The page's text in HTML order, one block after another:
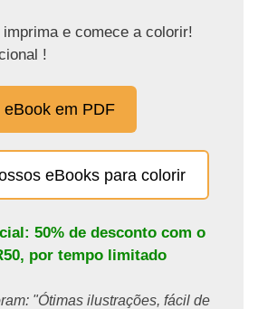
imprima e comece a colorir!
!
eBook em PDF
eBooks para colorir
50% de desconto com o
, por tempo limitado
"Ótimas ilustrações, fácil de